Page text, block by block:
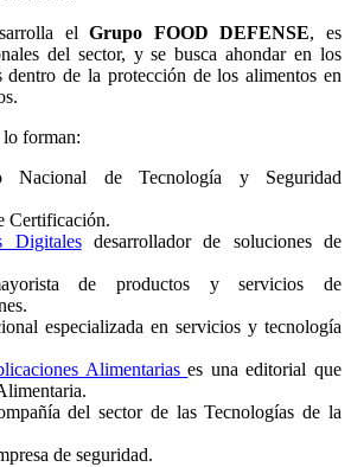
elGrupo FOOD DEFENSE, es
del sector, y se busca ahondar en los
dentro de la protección de los alimentos en
forman:
Nacional de Tecnología y Seguridad
Certificación.
Digitalesdesarrollador de soluciones de
de productos y servicios de
especializada en servicios y tecnología
Alimentariases una editorial que
del sector de las Tecnologías de la
de seguridad.